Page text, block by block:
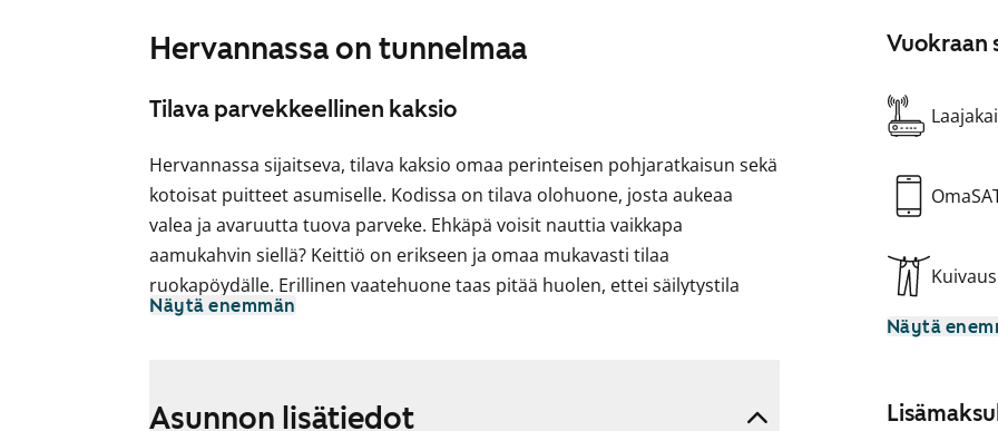
Hervannassa on tunnelmaa
Tilava parvekkeellinen kaksio
Hervannassa sijaitseva, tilava kaksio omaa perinteisen pohjaratkaisun sekä
kotoisat puitteet asumiselle. Kodissa on tilava olohuone, josta aukeaa
valea ja avaruutta tuova parveke. Ehkäpä voisit nauttia vaikkapa
aamukahvin siellä? Keittiö on erikseen ja omaa mukavasti tilaa
ruokapöydälle. Erillinen vaatehuone taas pitää huolen, ettei säilytystila
lopu ihan heti kesken.
Työtasot ovat valkoista laminaattia ja terästä. Laatoitetussa
Näytä enemmän
Vuokraan
Näytä
Asunnon lisätiedot